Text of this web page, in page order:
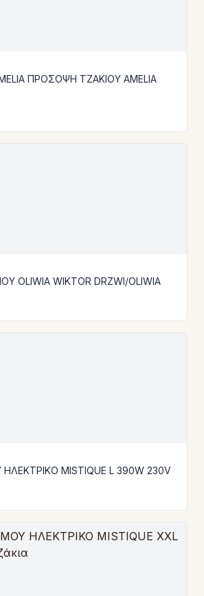
ΠΡΟΣΟΨΗ ΤΖΑΚΙΟΥ AMELIA
OLIWIA WIKTOR DRZWI/OLIWIA
MISTIQUE L 390W 230V